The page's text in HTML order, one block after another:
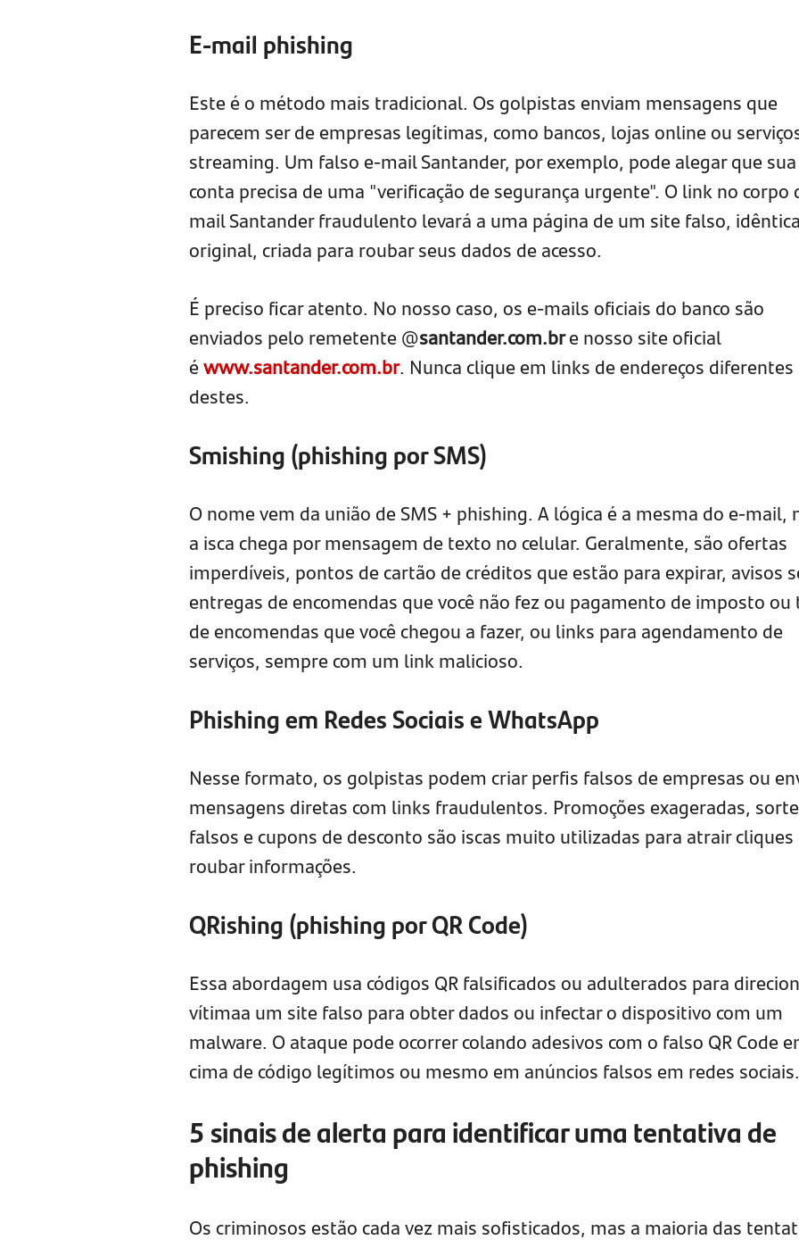
E-mail phishing
Este é o método mais tradicional. Os golpistas enviam mensagens que
parecem ser de empresas legítimas, como bancos, lojas online ou
streaming. Um falso e-mail Santander, por exemplo, pode alegar que sua
conta precisa de uma "verificação de segurança urgente". O link no corpo
mail Santander fraudulento levará a uma página de um site falso,
original, criada para roubar seus dados de acesso.
É preciso ficar atento. No nosso caso, os e-mails oficiais do banco são
enviados pelo remetente @santander.com.bre nosso site oficial
éwww.santander.com.br. Nunca clique em links de endereços diferentes
destes.
Smishing (phishing por SMS)
O nome vem da união de SMS + phishing. A lógica é a mesma do e-mail,
a isca chega por mensagem de texto no celular. Geralmente, são ofertas
imperdíveis, pontos de cartão de créditos que estão para expirar, avisos
entregas de encomendas que você não fez ou pagamento de imposto ou
de encomendas que você chegou a fazer, ou links para agendamento de
serviços, sempre com um link malicioso.
Phishing em Redes Sociais e WhatsApp
Nesse formato, os golpistas podem criar perfis falsos de empresas ou
mensagens diretas com links fraudulentos. Promoções exageradas,
falsos e cupons de desconto são iscas muito utilizadas para atrair cliques
roubar informações.
QRishing (phishing porQR Code)
Essa abordagem usa códigos QR falsificados ou adulterados para
vítimaa um site falso para obter dados ou infectar o dispositivo com um
malware. O ataque pode ocorrer colando adesivos com o falso QR Code
cima de código legítimos ou mesmo em anúncios falsos em redes sociais.
5 sinais de alerta para identificar uma tentativa de
phishing
Os criminosos estão cada vez mais sofisticados, mas a maioria das